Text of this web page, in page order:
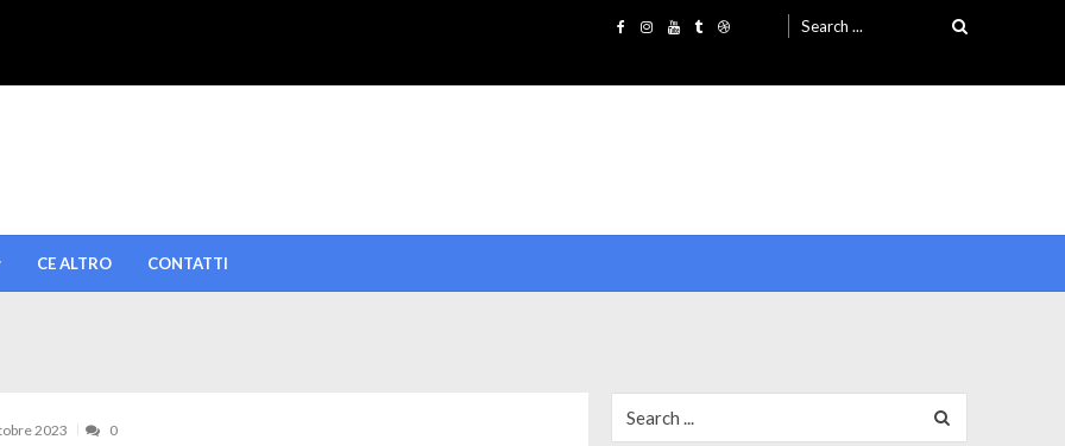
Search for:
CE ALTRO CONTATTI
2023 0